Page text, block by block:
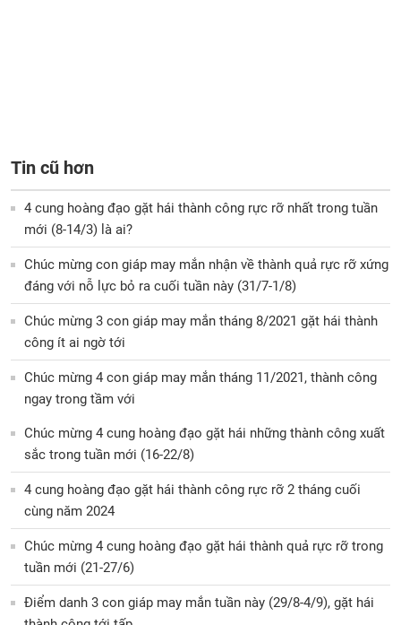
Tin cũ hơn
4 cung hoàng đạo gặt hái thành công rực rỡ nhất trong tuần
mới (8-14/3) là ai?
Chúc mừng con giáp may mắn nhận về thành quả rực rỡ xứng
đáng với nỗ lực bỏ ra cuối tuần này (31/7-1/8)
Chúc mừng 3 con giáp may mắn tháng 8/2021 gặt hái thành
công ít ai ngờ tới
Chúc mừng 4 con giáp may mắn tháng 11/2021, thành công
ngay trong tầm với
Chúc mừng 4 cung hoàng đạo gặt hái những thành công xuất
sắc trong tuần mới (16-22/8)
4 cung hoàng đạo gặt hái thành công rực rỡ 2 tháng cuối
cùng năm 2024
Chúc mừng 4 cung hoàng đạo gặt hái thành quả rực rỡ trong
tuần mới (21-27/6)
Điểm danh 3 con giáp may mắn tuần này (29/8-4/9), gặt hái